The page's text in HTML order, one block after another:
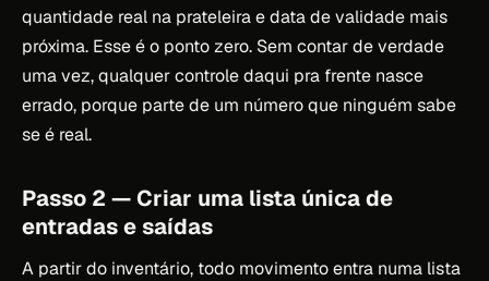
quantidade real na prateleira e data de validade mais
próxima. Esse é o ponto zero. Sem contar de verdade
uma vez, qualquer controle daqui pra frente nasce
errado, porque parte de um número que ninguém sabe
se é real.
Passo 2 — Criar uma lista única de
entradas e saídas
A partir do inventário, todo movimento entra numa lista